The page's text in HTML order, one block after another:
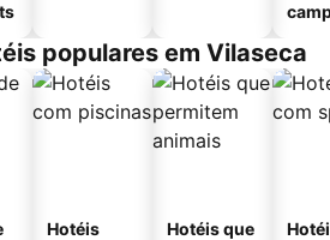
populares em Vilaseca
Hotéis
Hotéis que